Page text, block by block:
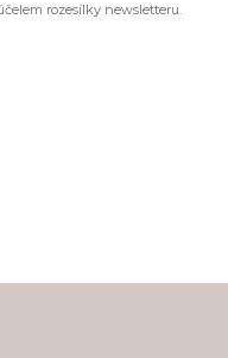
rozesílky newsletteru.